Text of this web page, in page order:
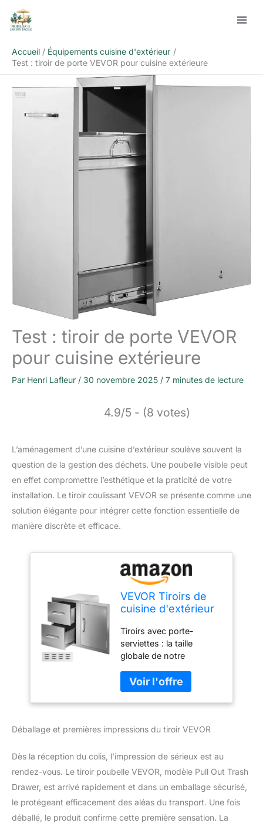
Accueil
Équipements cuisine d'extérieur
Test : tiroir de porte VEVOR pour cuisine extérieure
Test : tiroir de porte VEVOR
pour cuisine extérieure
Par Henri Lafleur / 30 novembre 2025 / 7 minutes de lecture
4.9/5 - (8 votes)
L’aménagement d’une cuisine d’extérieur soulève souvent la
question de la gestion des déchets. Une poubelle visible peut
en effet compromettre l’esthétique et la praticité de votre
installation. Le tiroir coulissant VEVOR se présente comme une
solution élégante pour intégrer cette fonction essentielle de
manière discrète et efficace.
VEVOR Tiroirs de
cuisine d'extérieur
82,5 x 54,9 x 52,1
cm (l x H x P) –
Pour îlot de
barbecue, station
de gril de terrasse,
tiroirs de porte
d'accès, poignée,
Tiroirs avec porte-
serviettes : la taille
globale de notre
est de 82,5 x 55,1 x 52,1
cm. Les tiroirs à double
couche peuvent garder
tout organisé. La porte
livrée avec un porte-
serviettes pour
accrocher les outils et un
grand espace pour le
réservoir de propane.
Acier inoxydable de
Déballage et premières impressions du tiroir VEVOR
Dès la réception du colis, l’impression de sérieux est au
rendez-vous. Le tiroir poubelle VEVOR, modèle Pull Out Trash
Drawer, est arrivé rapidement et dans un emballage sécurisé,
le protégeant efficacement des aléas du transport. Une fois
déballé, le produit confirme cette première sensation. La
Rechercher